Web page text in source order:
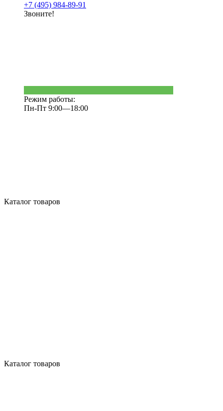
+7 (495) 984-89-91
Звоните!
Режим работы:
Пн-Пт 9:00—18:00
Каталог товаров
Каталог товаров